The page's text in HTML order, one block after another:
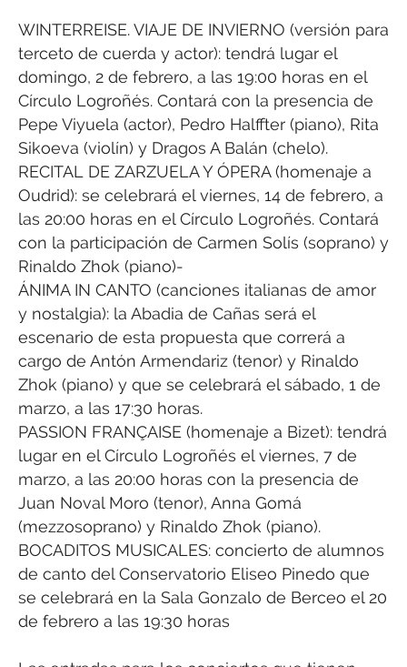
WINTERREISE. VIAJE DE INVIERNO (versión para
terceto de cuerda y actor): tendrá lugar el
domingo, 2 de febrero, a las 19:00 horas en el
Círculo Logroñés. Contará con la presencia de
Pepe Viyuela (actor), Pedro Halffter (piano), Rita
Sikoeva (violín) y Dragos A Balán (chelo).
RECITAL DE ZARZUELA Y ÓPERA (homenaje a
Oudrid): se celebrará el viernes, 14 de febrero, a
las 20:00 horas en el Círculo Logroñés. Contará
con la participación de Carmen Solís (soprano) y
Rinaldo Zhok (piano)-
ÁNIMA IN CANTO (canciones italianas de amor
y nostalgia): la Abadia de Cañas será el
escenario de esta propuesta que correrá a
cargo de Antón Armendariz (tenor) y Rinaldo
Zhok (piano) y que se celebrará el sábado, 1 de
marzo, a las 17:30 horas.
PASSION FRANÇAISE (homenaje a Bizet): tendrá
lugar en el Círculo Logroñés el viernes, 7 de
marzo, a las 20:00 horas con la presencia de
Juan Noval Moro (tenor), Anna Gomá
(mezzosoprano) y Rinaldo Zhok (piano).
BOCADITOS MUSICALES: concierto de alumnos
de canto del Conservatorio Eliseo Pinedo que
se celebrará en la Sala Gonzalo de Berceo el 20
de febrero a las 19:30 horas